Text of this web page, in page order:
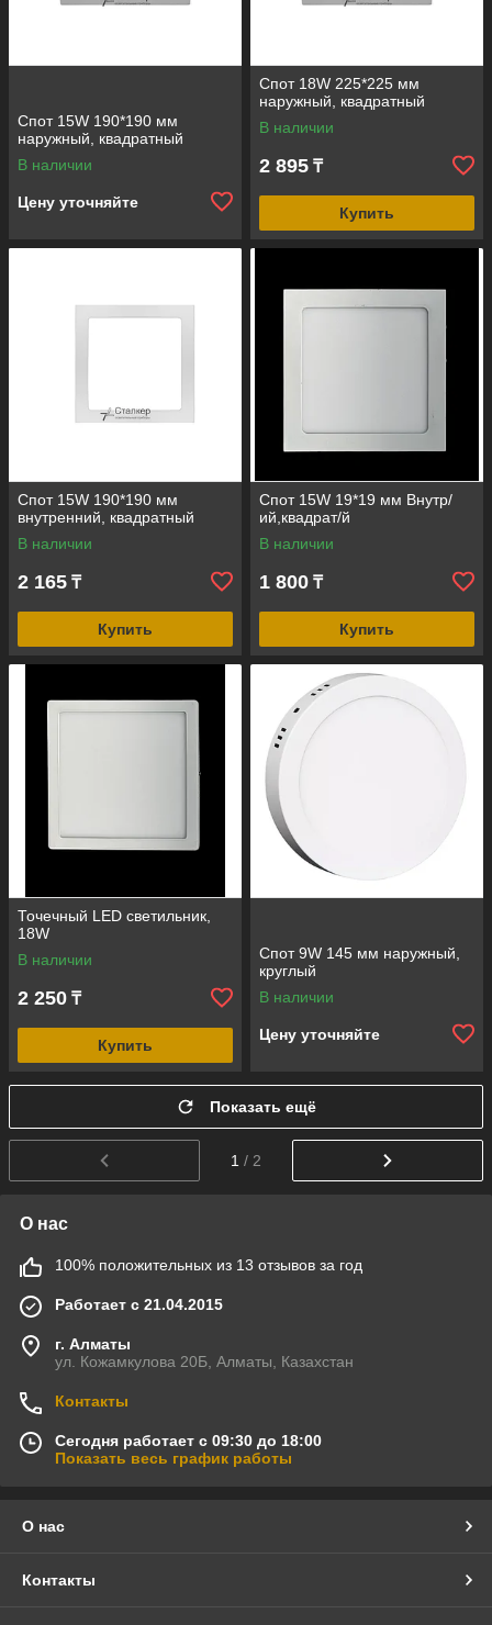
Спот 15W 190*190 мм
наружный, квадратный
В наличии
Цену уточняйте
Спот 18W 225*225 мм
наружный, квадратный
В наличии
2 895 ₸
Купить
Спот 15W 190*190 мм
внутренний, квадратный
В наличии
2 165 ₸
Купить
Спот 15W 19*19 мм Внутр/
ий,квадрат/й
В наличии
1 800 ₸
Купить
Точечный LED светильник,
18W
В наличии
2 250 ₸
Купить
Спот 9W 145 мм наружный,
круглый
В наличии
Цену уточняйте
Показать ещё
1 / 2
О нас
100% положительных из 13 отзывов за год
Работает с 21.04.2015
г. Алматы
ул. Кожамкулова 20Б, Алматы, Казахстан
Контакты
Сегодня работает с 09:30 до 18:00
Показать весь график работы
О нас
Контакты